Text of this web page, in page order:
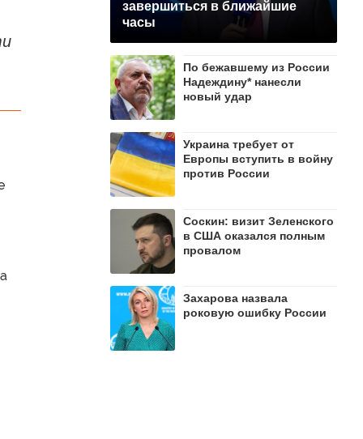
завершиться в ближайшие
часы
По бежавшему из России
Надеждину* нанесли
новый удар
Украина требует от
Европы вступить в войну
против России
Соскин: визит Зеленского
в США оказался полным
провалом
Захарова назвала
роковую ошибку России